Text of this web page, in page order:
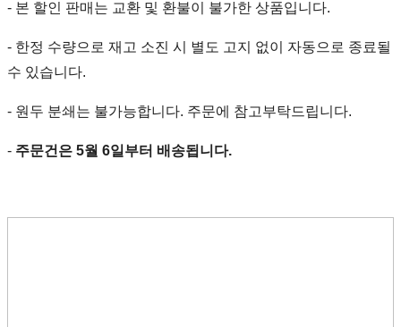
- 본 할인 판매는 교환 및 환불이 불가한 상품입니다.
- 한정 수량으로 재고 소진 시 별도 고지 없이 자동으로 종료될
수 있습니다.
- 원두 분쇄는 불가능합니다. 주문에 참고부탁드립니다.
- 주문건은 5월 6일부터 배송됩니다.